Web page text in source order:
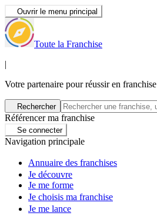
Ouvrir le menu principal
Toute la Franchise
|
Votre partenaire pour réussir en franchise
Rechercher
Référencer ma franchise
Se connecter
Navigation principale
Annuaire des franchises
Je découvre
Je me forme
Je choisis ma franchise
Je me lance